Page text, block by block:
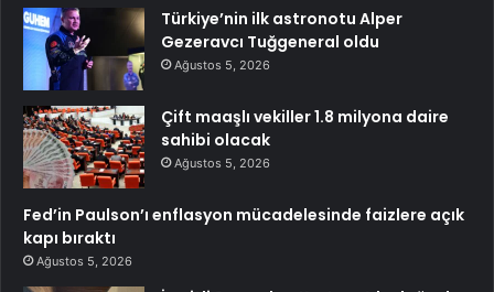
Türkiye’nin ilk astronotu Alper
Gezeravcı Tuğgeneral oldu
Ağustos 5, 2026
Çift maaşlı vekiller 1.8 milyona daire
sahibi olacak
Ağustos 5, 2026
Fed’in Paulson’ı enflasyon mücadelesinde faizlere açık
kapı bıraktı
Ağustos 5, 2026